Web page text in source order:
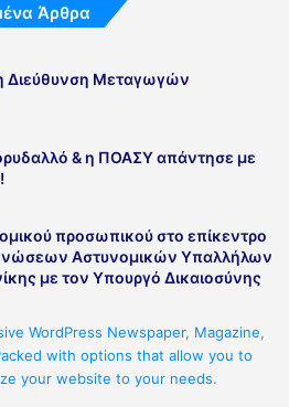
Άρθρα
Διεύθυνση Μεταγωγών
& η ΠΟΑΣΥ απάντησε με
προσωπικού στο επίκεντρο
Αστυνομικών Υπαλλήλων
με τον Υπουργό Δικαιοσύνης
WordPress Newspaper, Magazine,
with options that allow you to
your website to your needs.